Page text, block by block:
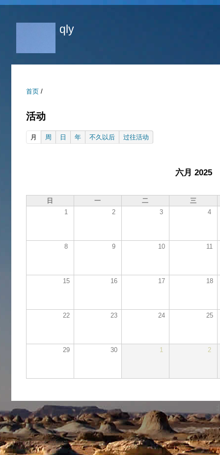
qly
首页 /
活动
月 (active tab)
周 日 年 不久以后 过往活动
六月 2025
日 一 二
三
1
2 3 4
8 9 10 11
15 16 17 18
22 23 24 25
29 30 1 2